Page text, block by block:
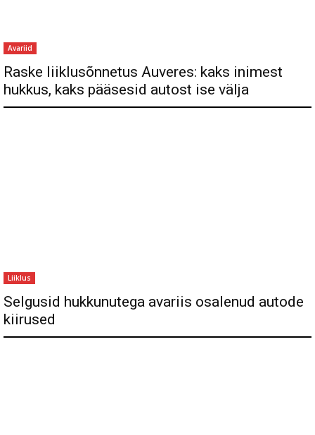
Avariid
Raske liiklusõnnetus Auveres: kaks inimest
hukkus, kaks pääsesid autost ise välja
Liiklus
Selgusid hukkunutega avariis osalenud autode
kiirused